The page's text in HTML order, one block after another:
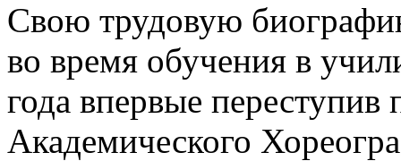
Свою трудовую
во время обучения в
года впервые переступив
Академического